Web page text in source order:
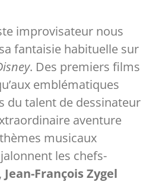
improvisateur nous
fantaisie habituelle sur
. Des premiers films
emblématiques
du talent de dessinateur
aventure
musicaux
les chefs-
Jean-François Zygel